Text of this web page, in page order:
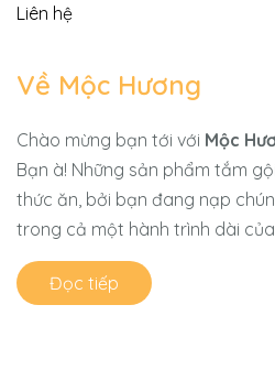
Liên hệ
Về Mộc Hương
Chào mừng bạn tới với Mộc
Bạn à! Những sản phẩm tắm
thức ăn, bởi bạn đang nạp
trong cả một hành trình dài của
Đọc tiếp